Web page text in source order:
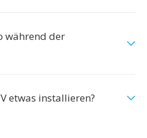
während der
etwas installieren?